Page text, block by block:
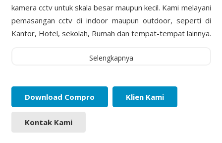
kamera cctv untuk skala besar maupun kecil. Kami melayani
pemasangan cctv di indoor maupun outdoor, seperti di
Kantor, Hotel, sekolah, Rumah dan tempat-tempat lainnya.
Selengkapnya
Download Compro Klien Kami
Kontak Kami